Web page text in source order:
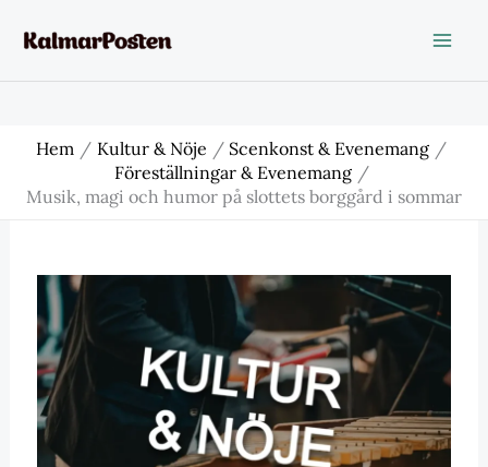
Hem Kultur & Nöje
Scenkonst & Evenemang
Föreställningar & Evenemang
Musik, magi och humor på slottets borggård i sommar